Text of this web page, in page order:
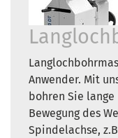
Anwender. Mit
bohren Sie
Bewegung des
Spindelachse,